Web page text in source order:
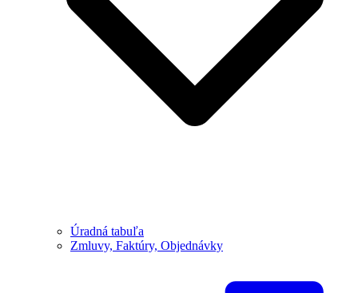
Úradná tabuľa
Zmluvy, Faktúry, Objednávky